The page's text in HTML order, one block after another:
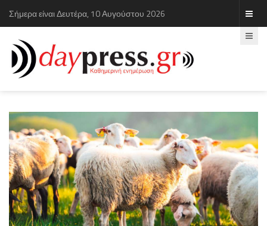
Σήμερα είναι Δευτέρα, 10 Αυγούστου 2026